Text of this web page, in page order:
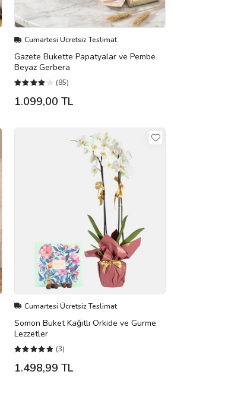
Cumartesi Ücretsiz Teslimat
Gazete Bukette Papatyalar ve Pembe
Beyaz Gerbera
(85)
1.099,00 TL
Cumartesi Ücretsiz Teslimat
Somon Buket Kağıtlı Orkide ve Gurme
Lezzetler
(3)
1.498,99 TL